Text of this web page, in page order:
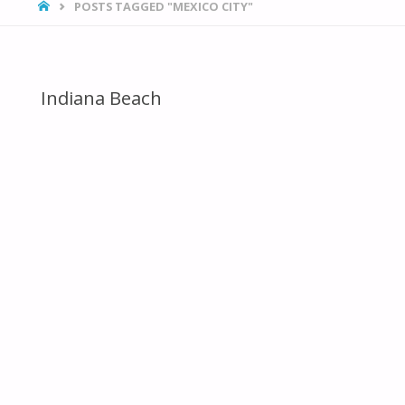
HOMEPOSTS TAGGED "MEXICO CITY"
Indiana Beach